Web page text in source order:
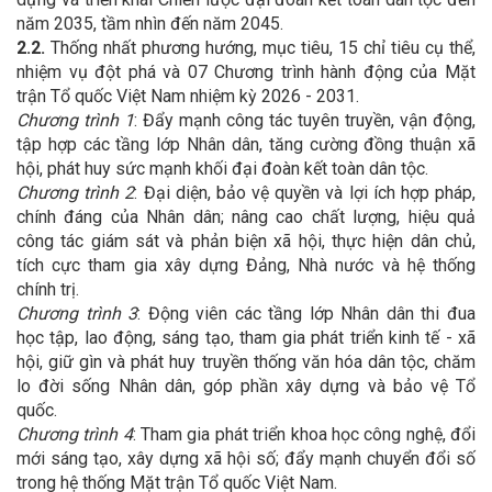
năm 2035, tầm nhìn đến năm 2045.
2.2. Thống nhất phương hướng, mục tiêu, 15 chỉ tiêu cụ thể,
nhiệm vụ đột phá và 07 Chương trình hành động của Mặt
trận Tổ quốc Việt Nam nhiệm kỳ 2026 - 2031.
Chương trình 1: Đẩy mạnh công tác tuyên truyền, vận động,
tập hợp các tầng lớp Nhân dân, tăng cường đồng thuận xã
hội, phát huy sức mạnh khối đại đoàn kết toàn dân tộc.
Chương trình 2: Đại diện, bảo vệ quyền và lợi ích hợp pháp,
chính đáng của Nhân dân; nâng cao chất lượng, hiệu quả
công tác giám sát và phản biện xã hội, thực hiện dân chủ,
tích cực tham gia xây dựng Đảng, Nhà nước và hệ thống
chính trị.
Chương trình 3: Động viên các tầng lớp Nhân dân thi đua
học tập, lao động, sáng tạo, tham gia phát triển kinh tế - xã
hội, giữ gìn và phát huy truyền thống văn hóa dân tộc, chăm
lo đời sống Nhân dân, góp phần xây dựng và bảo vệ Tổ
quốc.
Chương trình 4: Tham gia phát triển khoa học công nghệ, đổi
mới sáng tạo, xây dựng xã hội số; đẩy mạnh chuyển đổi số
trong hệ thống Mặt trận Tổ quốc Việt Nam.